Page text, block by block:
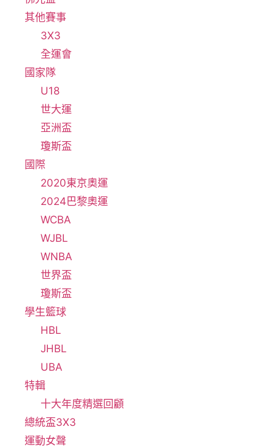
其他賽事
3X3
全運會
國家隊
U18
世大運
亞洲盃
瓊斯盃
國際
2020東京奧運
2024巴黎奧運
WCBA
WJBL
WNBA
世界盃
瓊斯盃
學生籃球
HBL
JHBL
UBA
特輯
十大年度精選回顧
總統盃3X3
運動女聲